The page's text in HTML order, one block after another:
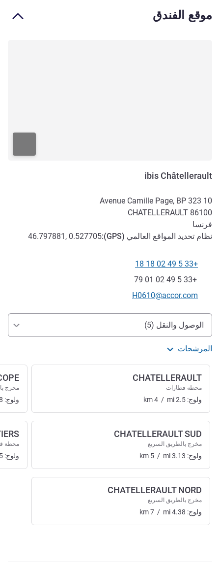
موقع الفندق
ibis Châtellerault
10 Avenue Camille Page, BP 323
86100
CHATELLERAULT
فرنسا
نظام تحديد المواقع العالمي (GPS
):
46.797881, 0.527705
الهاتف
+33 5 49 02 18 18
فاكس
+33 5 49 02 01 79
تواصل معنا عبر البريد الإلكتروني
H0610@accor.com
الوصول والتنقل
الوصول والنقل (5)
المرشحات
CHATELLERAULT
محطة قطارات
ولوج: km4 / mi2.5
CHATELLERAULT SUD
مخرج بالطريق السريع
ولوج: km 5 / mi3.13
CHATELLERAULT NORD
مخرج بالطريق السريع
ولوج: km7 / mi4.38
مخرج
ولوج:
محطة
ولوج: